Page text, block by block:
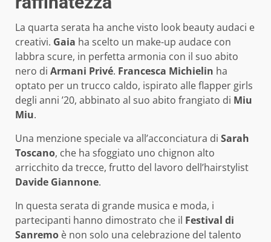
La quarta serata ha anche visto look beauty audaci e
creativi. Gaia ha scelto un make-up audace con
labbra scure, in perfetta armonia con il suo abito
nero di Armani Privé. Francesca Michielin ha
optato per un trucco caldo, ispirato alle flapper girls
degli anni ’20, abbinato al suo abito frangiato di Miu
Miu.
Una menzione speciale va all’acconciatura di Sarah
Toscano, che ha sfoggiato uno chignon alto
arricchito da trecce, frutto del lavoro dell’hairstylist
Davide Giannone.
In questa serata di grande musica e moda, i
partecipanti hanno dimostrato che il Festival di
Sanremo è non solo una celebrazione del talento